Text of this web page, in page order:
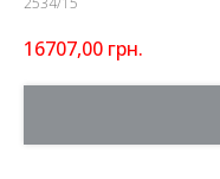
16707,00 грн.